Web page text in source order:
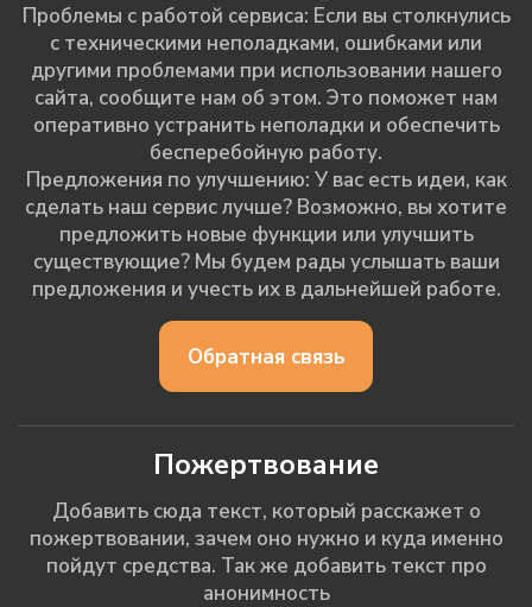
Проблемы с работой сервиса: Если вы столкнулись
с техническими неполадками, ошибками или
другими проблемами при использовании нашего
сайта, сообщите нам об этом. Это поможет нам
оперативно устранить неполадки и обеспечить
бесперебойную работу.
Предложения по улучшению: У вас есть идеи, как
сделать наш сервис лучше? Возможно, вы хотите
предложить новые функции или улучшить
существующие? Мы будем рады услышать ваши
предложения и учесть их в дальнейшей работе.
Обратная связь
Пожертвование
Добавить сюда текст, который расскажет о
пожертвовании, зачем оно нужно и куда именно
пойдут средства. Так же добавить текст про
анонимность